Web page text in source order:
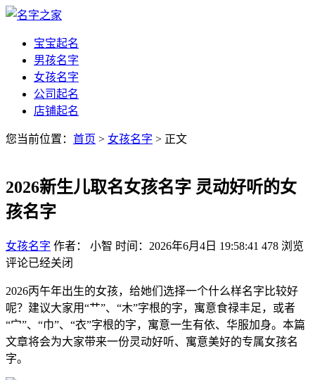
宝宝起名
男孩名字
女孩名字
公司起名
店铺起名
您当前位置： 首页 > 女孩名字 > 正文
2026新生儿取名女孩名字 灵动好听的女
孩名字
女孩名字 作者： 小智 时间：2026年6月4日 19:58:41 478 浏览
评论已经关闭
2026丙午年出生的女孩，给她们选择一个什么样名字比较好
呢？建议大家用“艹”、“木”字根的字，寓意食禄丰足，或者
“宀”、“巾”、“衣”字根的字，寓意一生有依、华服加身。本篇
文章将会为大家带来一份灵动好听、寓意美好的专属女孩名
字。